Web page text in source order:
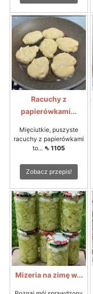
Racuchy z
papierówkami...
Mięciutkie, puszyste
racuchy z papierówkami
to... ⇖ 1105
Zobacz przepis!
Mizeria na zimę w...